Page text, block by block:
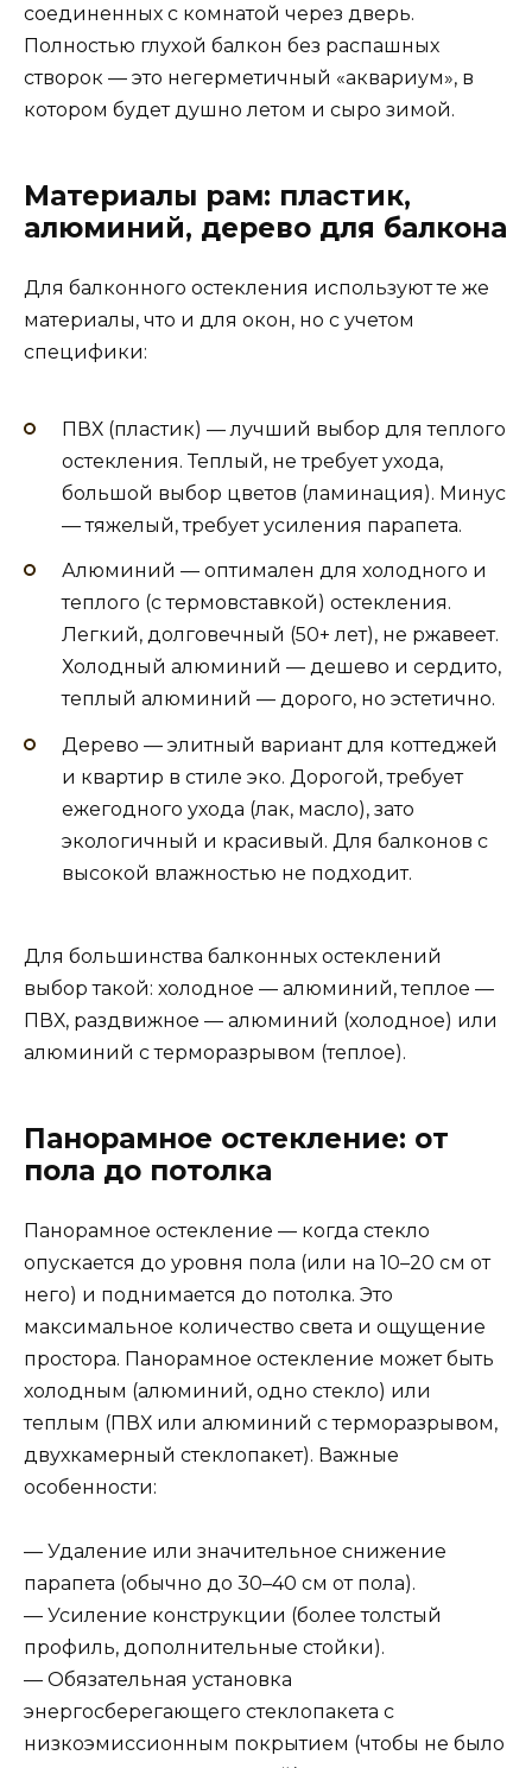
соединенных с комнатой через дверь.
Полностью глухой балкон без распашных
створок — это негерметичный «аквариум», в
котором будет душно летом и сыро зимой.
Материалы рам: пластик,
алюминий, дерево для балкона
Для балконного остекления используют те же
материалы, что и для окон, но с учетом
специфики:
ПВХ (пластик) — лучший выбор для теплого
остекления. Теплый, не требует ухода,
большой выбор цветов (ламинация). Минус
— тяжелый, требует усиления парапета.
Алюминий — оптимален для холодного и
теплого (с термовставкой) остекления.
Легкий, долговечный (50+ лет), не ржавеет.
Холодный алюминий — дешево и сердито,
теплый алюминий — дорого, но эстетично.
Дерево — элитный вариант для коттеджей
и квартир в стиле эко. Дорогой, требует
ежегодного ухода (лак, масло), зато
экологичный и красивый. Для балконов с
высокой влажностью не подходит.
Для большинства балконных остеклений
выбор такой: холодное — алюминий, теплое —
ПВХ, раздвижное — алюминий (холодное) или
алюминий с терморазрывом (теплое).
Панорамное остекление: от
пола до потолка
Панорамное остекление — когда стекло
опускается до уровня пола (или на 10–20 см от
него) и поднимается до потолка. Это
максимальное количество света и ощущение
простора. Панорамное остекление может быть
холодным (алюминий, одно стекло) или
теплым (ПВХ или алюминий с терморазрывом,
двухкамерный стеклопакет). Важные
особенности:
— Удаление или значительное снижение
парапета (обычно до 30–40 см от пола).
— Усиление конструкции (более толстый
профиль, дополнительные стойки).
— Обязательная установка
энергосберегающего стеклопакета с
низкоэмиссионным покрытием (чтобы не было